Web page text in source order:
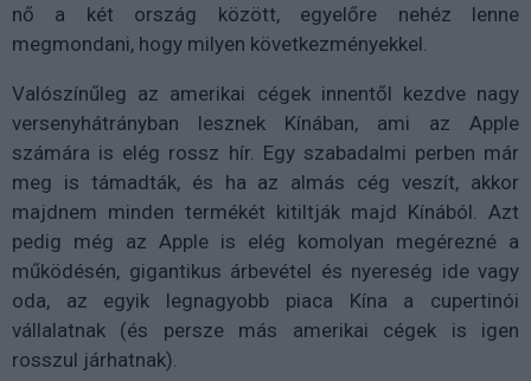
nő a két ország között, egyelőre nehéz lenne
megmondani, hogy milyen következményekkel.
Valószínűleg az amerikai cégek innentől kezdve nagy
versenyhátrányban lesznek Kínában, ami az Apple
számára is elég rossz hír. Egy szabadalmi perben már
meg is támadták, és ha az almás cég veszít, akkor
majdnem minden termékét kitiltják majd Kínából. Azt
pedig még az Apple is elég komolyan megérezné a
működésén, gigantikus árbevétel és nyereség ide vagy
oda, az egyik legnagyobb piaca Kína a cupertinói
vállalatnak (és persze más amerikai cégek is igen
rosszul járhatnak).